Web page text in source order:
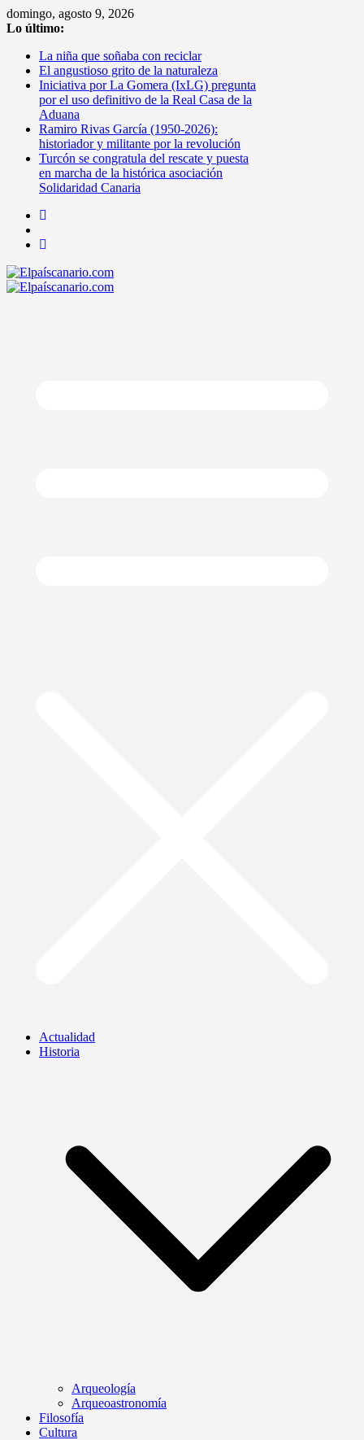
Saltar
al
domingo, agosto 9, 2026
Lo último:
La niña que soñaba con reciclar
El angustioso grito de la naturaleza
Iniciativa por La Gomera (IxLG) pregunta
por el uso definitivo de la Real Casa de la
Aduana
Ramiro Rivas García (1950-2026):
historiador y militante por la revolución
Turcón se congratula del rescate y puesta
en marcha de la histórica asociación
Solidaridad Canaria
Actualidad
Historia
Arqueología
Arqueoastronomía
Filosofía
Cultura